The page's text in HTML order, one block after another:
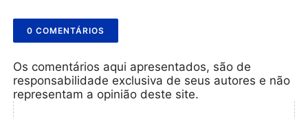
0 COMENTÁRIOS
Os comentários aqui apresentados, são de
responsabilidade exclusiva de seus autores e não
representam a opinião deste site.